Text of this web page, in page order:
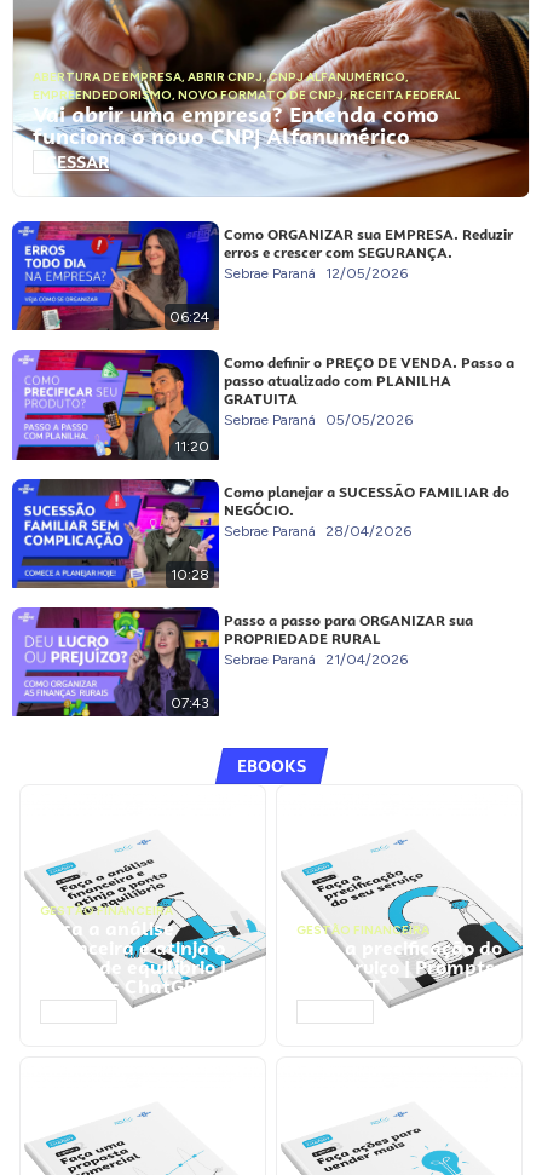
ABERTURA DE EMPRESA, ABRIR CNPJ,CNPJ ALFANUMÉRICO,
EMPREENDEDORISMO, NOVO FORMATO DE CNPJ,RECEITA FEDERAL
Vai abrir uma empresa? Entenda como
funciona o novo CNPJ Alfanumérico
ACESSAR
06:24
Como ORGANIZAR sua EMPRESA. Reduzir
erros e crescer com SEGURANÇA.
Sebrae Paraná 12/05/2026
11:20
Como definir o PREÇO DE VENDA. Passo a
passo atualizado com PLANILHA
GRATUITA
Sebrae Paraná 05/05/2026
10:28
Como planejar a SUCESSÃO FAMILIAR do
NEGÓCIO.
Sebrae Paraná 28/04/2026
07:43
Passo a passo para ORGANIZAR sua
PROPRIEDADE RURAL
Sebrae Paraná 21/04/2026
EBOOKS
GESTÃO FINANCEIRA
Faça a análise
financeira e atinja o
ponto de equilíbrio |
Prompts ChatGPT
GESTÃO FINANCEIRA
Faça a precificação do
seu serviço | Prompts
ChatGPT